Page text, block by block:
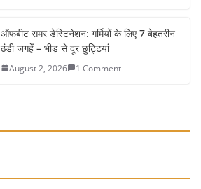
ऑफबीट समर डेस्टिनेशन: गर्मियों के लिए 7 बेहतरीन
ठंडी जगहें – भीड़ से दूर छुट्टियां
August 2, 2026 1 Comment